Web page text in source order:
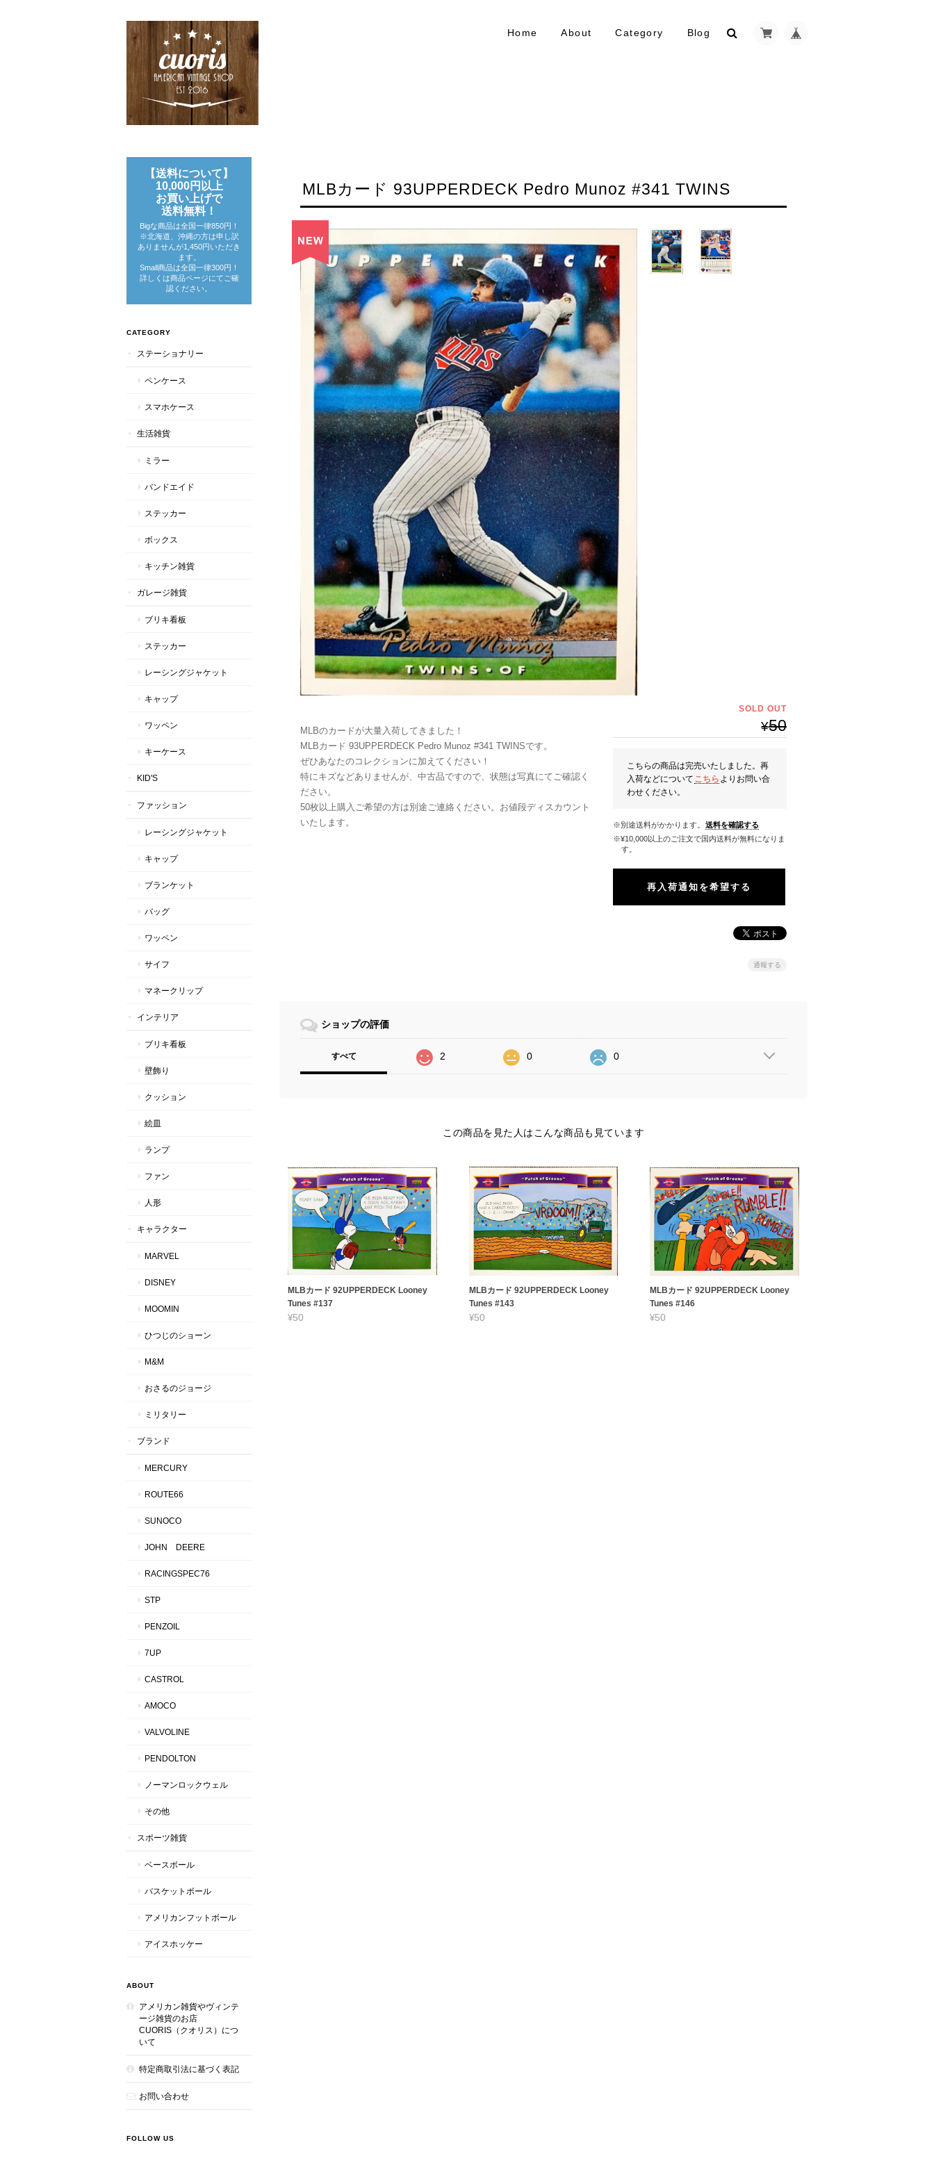
Home About Category Blog
MLBカード 93UPPERDECK Pedro Munoz #341 TWINS
MLBのカードが大量入荷してきました！
MLBカード 93UPPERDECK Pedro Munoz #341 TWINSです。
ぜひあなたのコレクションに加えてください！
特にキズなどありませんが、中古品ですので、状態は写真にてご確認く
ださい。
50枚以上購入ご希望の方は別途ご連絡ください。お値段ディスカウント
いたします。
SOLD OUT
¥50
こちらの商品は完売いたしました。再
入荷などについて こちら よりお問い合
わせください。
※別途送料がかかります。 送料を確認する
※¥10,000以上のご注文で国内送料が無料になりま
す。
再入荷通知を希望する
通報する
ショップの評価
すべて 2 0 0
この商品を見た人はこんな商品も見ています
MLBカード 92UPPERDECK Looney
Tunes #137
¥50
MLBカード 92UPPERDECK Looney
Tunes #143
¥50
MLBカード 92UPPERDECK Looney
Tunes #146
¥50
【送料について】
10,000円以上
お買い上げで
送料無料！
Bigな商品は全国一律850円！
※北海道、沖縄の方は申し訳
ありませんが1,450円いただき
ます。
Small商品は全国一律300円！
詳しくは商品ページにてご確
認ください。
CATEGORY
ステーショナリー
ペンケース
スマホケース
生活雑貨
ミラー
バンドエイド
ステッカー
ボックス
キッチン雑貨
ガレージ雑貨
ブリキ看板
ステッカー
レーシングジャケット
キャップ
ワッペン
キーケース
KID'S
ファッション
レーシングジャケット
キャップ
ブランケット
バッグ
ワッペン
サイフ
マネークリップ
インテリア
ブリキ看板
壁飾り
クッション
絵皿
ランプ
ファン
人形
キャラクター
MARVEL
DISNEY
MOOMIN
ひつじのショーン
M&M
おさるのジョージ
ミリタリー
ブランド
MERCURY
ROUTE66
SUNOCO
JOHN DEERE
RACINGSPEC76
STP
PENZOIL
7UP
CASTROL
AMOCO
VALVOLINE
PENDOLTON
ノーマンロックウェル
その他
スポーツ雑貨
ベースボール
バスケットボール
アメリカンフットボール
アイスホッケー
ABOUT
アメリカン雑貨やヴィンテ
ージ雑貨のお店
CUORIS（クオリス）につ
いて
特定商取引法に基づく表記
お問い合わせ
FOLLOW US